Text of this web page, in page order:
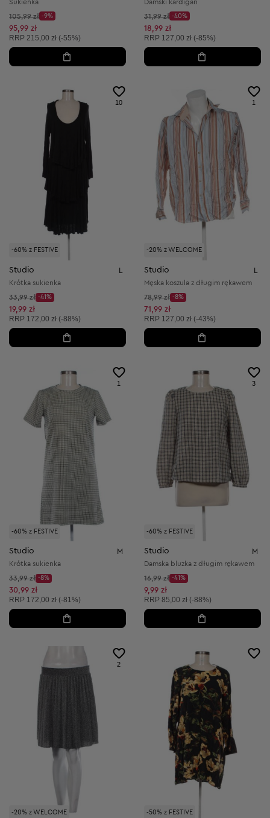
Sukienka
Cena początkowa:
105,99 zł
Discount Price:
-9%
Obniżona cena:
95,99 zł
Cena sugerowana:
RRP 215,00 zł (-55%)
Damski kardigan
Cena początkowa:
31,99 zł
Discount Price:
-40%
Obniżona cena:
18,99 zł
Cena sugerowana:
RRP 127,00 zł (-85%)
-60% z FESTIVE
10
Studio
Krótka sukienka
Cena początkowa:
33,99 zł
Discount Price:
-41%
Obniżona cena:
19,99 zł
Cena sugerowana:
RRP 172,00 zł (-88%)
-20% z WELCOME
1
Studio
Męska koszula z długim rękawem
Cena początkowa:
78,99 zł
Discount Price:
-8%
Obniżona cena:
71,99 zł
Cena sugerowana:
RRP 127,00 zł (-43%)
-60% z FESTIVE
1
Studio M
Krótka sukienka
Cena początkowa:
33,99 zł
Discount Price:
-8%
Obniżona cena:
30,99 zł
Cena sugerowana:
RRP 172,00 zł (-81%)
-60% z FESTIVE
3
Studio M
Damska bluzka z długim rękawem
Cena początkowa:
16,99 zł
Discount Price:
-41%
Obniżona cena:
9,99 zł
Cena sugerowana:
RRP 85,00 zł (-88%)
-20% z WELCOME
2
-50% z FESTIVE